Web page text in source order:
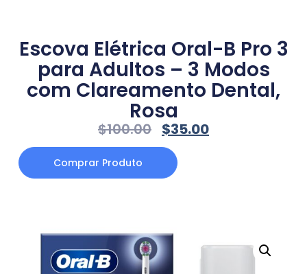
Escova Elétrica Oral-B Pro 3
para Adultos – 3 Modos
com Clareamento Dental,
Rosa
$100.00 $35.00
Comprar Produto